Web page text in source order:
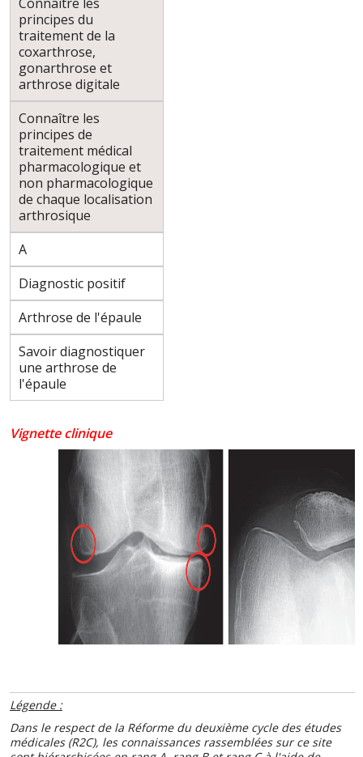
principes du
traitement de la
coxarthrose,
gonarthrose et
arthrose digitale
Connaître les
principes de
traitement médical
pharmacologique et
non pharmacologique
de chaque localisation
arthrosique
A
Diagnostic positif
Arthrose de l'épaule
Savoir diagnostiquer
une arthrose de
l'épaule
Vignette clinique
Légende :
Dans le respect de la Réforme du deuxième cycle des études
médicales (R2C), les connaissances rassemblées sur ce site